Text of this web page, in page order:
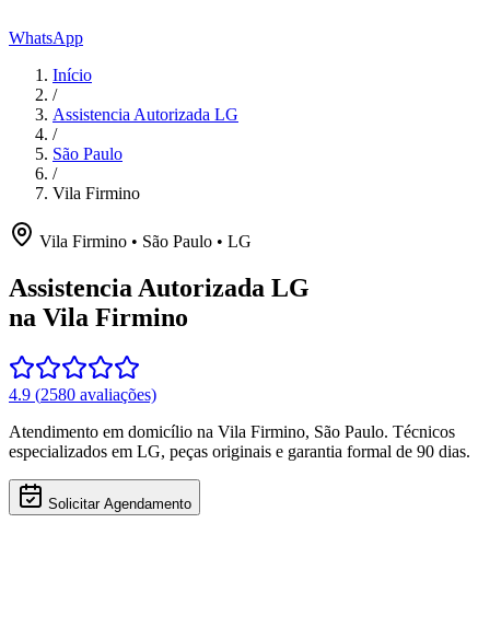
WhatsApp
Início
/
Assistencia Autorizada LG
/
São Paulo
/
Vila Firmino
Vila Firmino • São Paulo • LG
Assistencia Autorizada LG
na Vila Firmino
4.9 (2580 avaliações)
Atendimento em domicílio na Vila Firmino, São Paulo. Técnicos
especializados em LG, peças originais e garantia formal de 90 dias.
Solicitar Agendamento